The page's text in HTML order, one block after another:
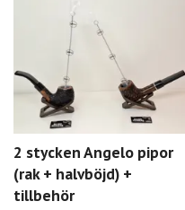
2 stycken Angelo pipor
(rak + halvböjd) +
tillbehör